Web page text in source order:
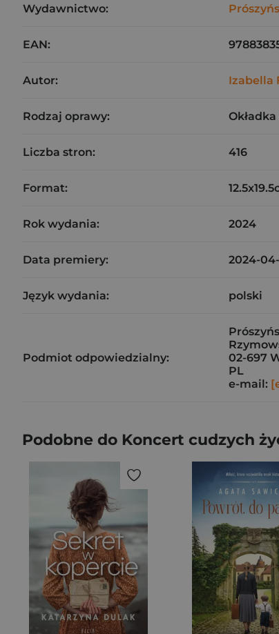
Wydawnictwo:
EAN:
Autor: Izabella
Rodzaj oprawy:
Liczba stron: 416
Format:
Rok wydania: 2024
Data premiery: 2024-
Język wydania: polski
Podmiot odpowiedzialny:
02-697
PL
e-mail:
Podobne do Koncert cudzych